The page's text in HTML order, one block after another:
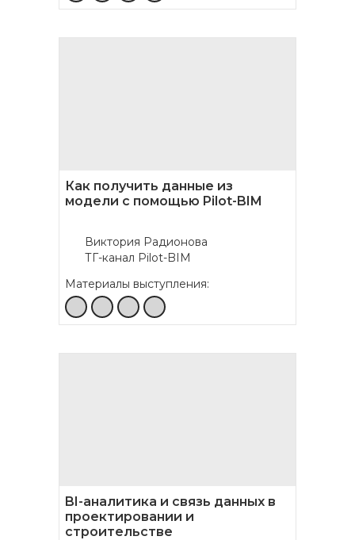
Материалы выступления:
ТГ-канал Pilot-BIM
Виктория Радионова
Как получить данные из
модели с помощью Pilot-BIM
BI-аналитика и связь данных в
проектировании и
строительстве